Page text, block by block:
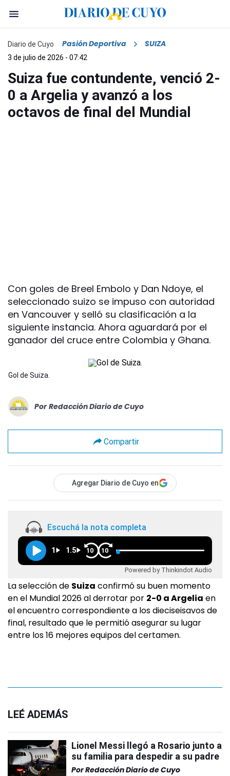
Diario de Cuyo Pasión Deportiva SUIZA
3 de julio de 2026 - 07:42
Suiza fue contundente, venció 2-
0 a Argelia y avanzó a los
octavos de final del Mundial
Con goles de Breel Embolo y Dan Ndoye, el
seleccionado suizo se impuso con autoridad
en Vancouver y selló su clasificación a la
siguiente instancia. Ahora aguardará por el
ganador del cruce entre Colombia y Ghana.
Gol de Suiza.
Por Redacción Diario de Cuyo
Compartir
Agregar Diario de Cuyo en
Escuchá la nota completa
1 1.5 10 10
Powered by Thinkindot Audio
La selección de Suiza confirmó su buen momento
en el Mundial 2026 al derrotar por 2-0 a Argelia en
el encuentro correspondiente a los dieciseisavos de
final, resultado que le permitió asegurar su lugar
entre los 16 mejores equipos del certamen.
LEÉ ADEMÁS
Lionel Messi llegó a Rosario junto a
su familia para despedir a su padre
PorRedacción Diario de Cuyo